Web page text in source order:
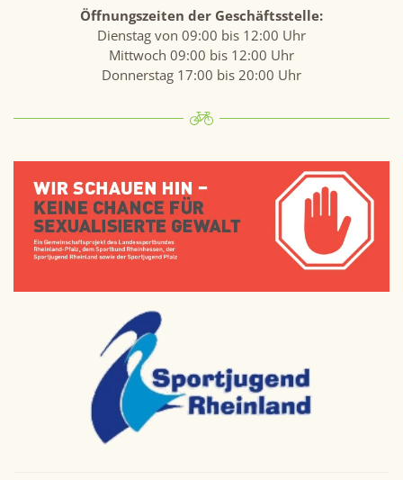
Öffnungszeiten der Geschäftsstelle:
Dienstag von 09:00 bis 12:00 Uhr
Mittwoch 09:00 bis 12:00 Uhr
Donnerstag 17:00 bis 20:00 Uhr